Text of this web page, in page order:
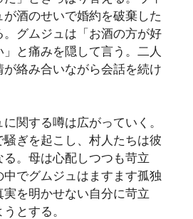
酒のせいで婚約を破棄した
。グムジュは「お酒の方が好
と痛みを隠して言う。二人
絡み合いながら会話を続け
関する噂は広がっていく。
ぎを起こし、村人たちは彼
。母は心配しつつも苛立
でグムジュはますます孤独
を明かせない自分に苛立
とする。